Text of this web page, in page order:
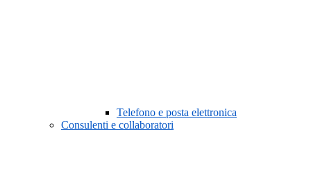
Telefono e posta elettronica
Consulenti e collaboratori